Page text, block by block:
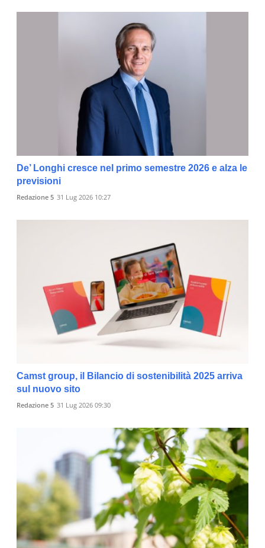
De’ Longhi cresce nel primo semestre 2026 e alza le
previsioni
Redazione 5 31 Lug 2026 10:27
Camst group, il Bilancio di sostenibilità 2025 arriva
sul nuovo sito
Redazione 5 31 Lug 2026 09:30